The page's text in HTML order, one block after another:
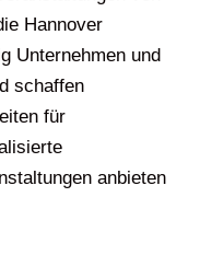
Hannover
Unternehmen und
schaffen
für
anbieten